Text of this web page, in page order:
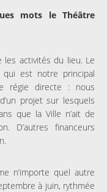
mots le Théâtre
les activités du lieu. Le
est notre principal
régie directe : nous
projet sur lesquels
que la Ville n’ait de
D’autres financeurs
n’importe quel autre
à juin, rythmée